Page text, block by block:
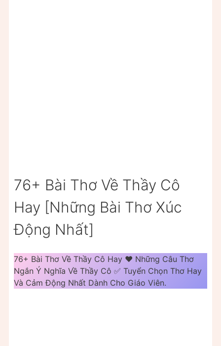
76+ Bài Thơ Về Thầy Cô
Hay [Những Bài Thơ Xúc
Động Nhất]
76+ Bài Thơ Về Thầy Cô Hay ❤️️ Những Câu Thơ
Ngắn Ý Nghĩa Về Thầy Cô ✅ Tuyển Chọn Thơ Hay
Và Cảm Động Nhất Dành Cho Giáo Viên.